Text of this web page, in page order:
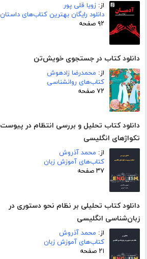
از: زویا قلی پور
دانلود رایگان بهترین کتاب‌های داستان
۹۲ صفحه
دانلود کتاب در جستجوی خویش‌تن
از: محمدرضا زادهوش
کتاب‌های روانشناسی
۷۲ صفحه
دانلود کتاب تحلیل و بررسی انتظام در پیوست
تکواژهای انگلیسی
از: محمد آذروش
کتاب‌های آموزش زبان
۳۷ صفحه
دانلود کتاب تحلیلی بر نظام نحو دستوری در
زبان‌شناسی انگلیسی
از: محمد آذروش
کتاب‌های آموزش زبان
۲۱ صفحه